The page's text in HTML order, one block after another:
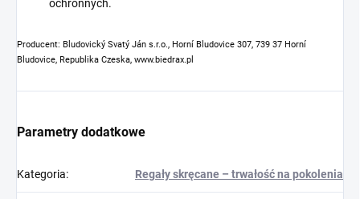
ochronnych.
Producent: Bludovický Svatý Ján s.r.o., Horní Bludovice 307, 739 37 Horní
Bludovice, Republika Czeska, www.biedrax.pl
Parametry dodatkowe
Kategoria: Regały skręcane – trwałość na pokolenia